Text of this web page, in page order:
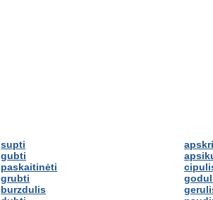
supti
gubti
paskaitinėti
grubti
burzdulis